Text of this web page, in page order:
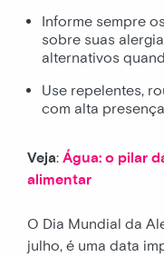
Informe sempre
sobre suas
alternativos
Use repelentes,
com alta
Veja: Água: o pilar
alimentar
O Dia Mundial da
julho, é uma data